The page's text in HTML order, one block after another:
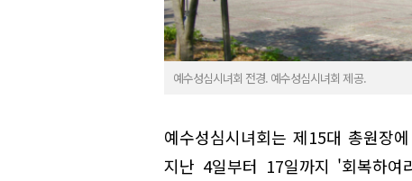
예수성심시녀회 전경. 예수성심시녀회 제공.
예수성심시녀회는 제15대 총원장
지난 4일부터 17일까지 '회복하